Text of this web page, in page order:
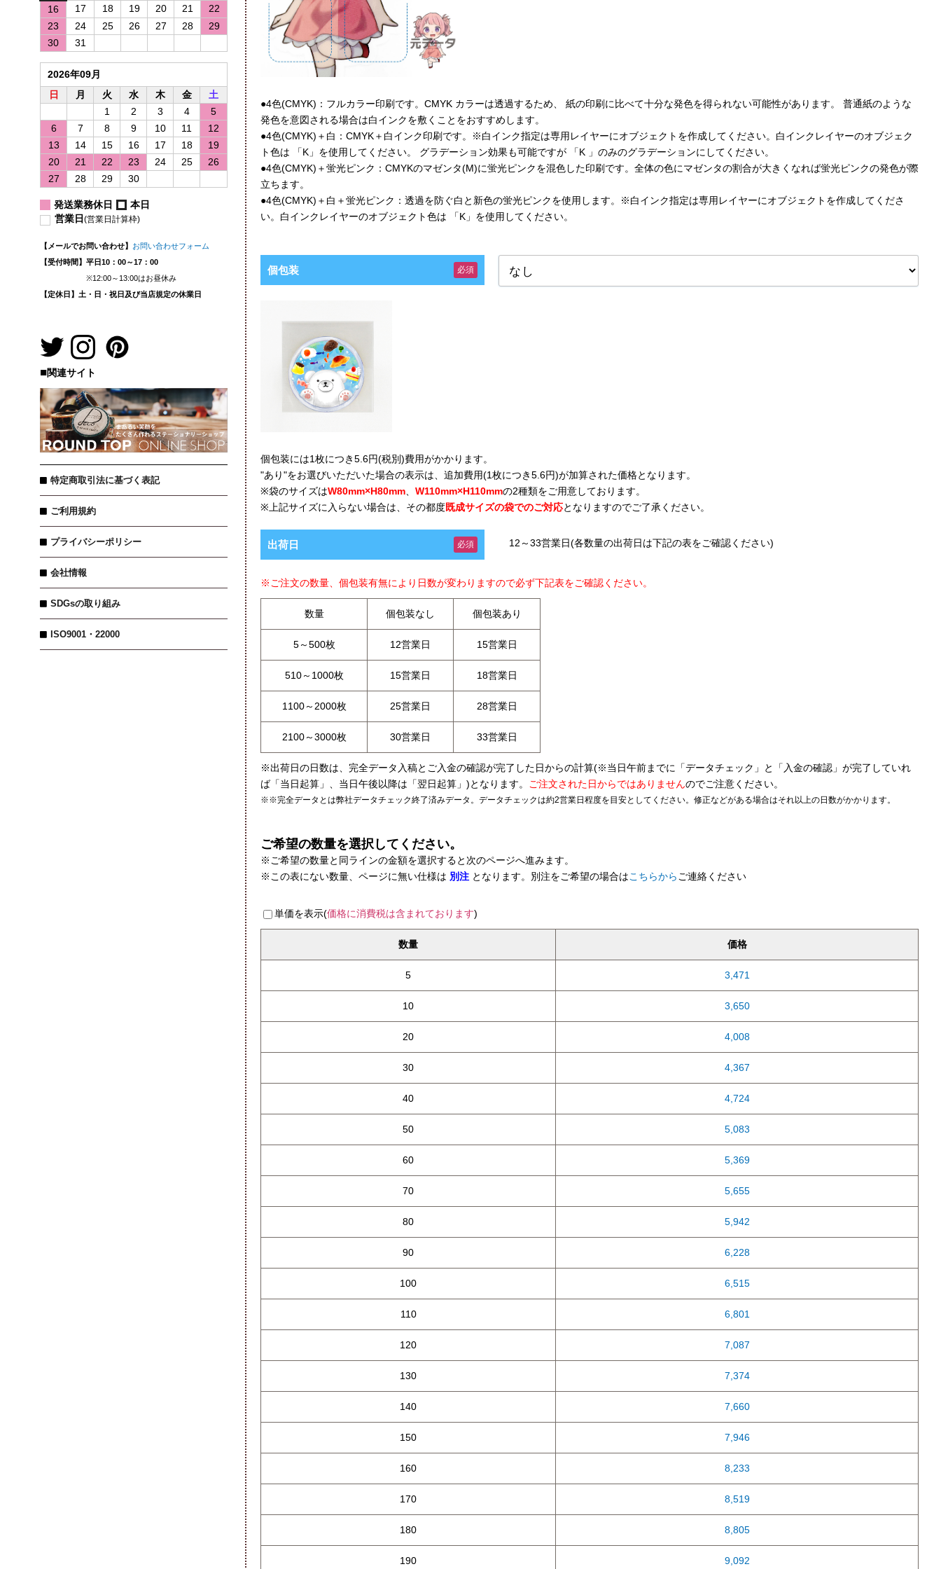
16 17 18 19 20 21
22
23
24 25 26 27 28
29
30
31
2026年09月
日
月 火 水 木 金
土
1
2 3 4
5
6
7 8 9 10 11
12
13
14 15 16 17 18
19
20
21 22 23 24 25
26
27
28 29 30
発送業務休日
本日
営業日 (営業日計算枠)
【メールでお問い合わせ】 お問い合わせフォーム
【受付時間】平日10：00～17：00
※12:00～13:00はお昼休み
【定休日】土・日・祝日及び当店規定の休業日
■関連サイト
特定商取引法に基づく表記
ご利用規約
プライバシーポリシー
会社情報
SDGsの取り組み
ISO9001・22000
●4色(CMYK)：フルカラー印刷です。CMYK カラーは透過するため、 紙の印刷に比べて十分な発色を得られない可能性があります。 普通紙のような
発色を意図される場合は白インクを敷くことをおすすめします。
●4色(CMYK)＋白：CMYK＋白インク印刷です。※白インク指定は専用レイヤーにオブジェクトを作成してください。白インクレイヤーのオブジェク
ト色は 「K」を使用してください。 グラデーション効果も可能ですが 「K 」のみのグラデーションにしてください。
●4色(CMYK)＋蛍光ピンク：CMYKのマゼンタ(M)に蛍光ピンクを混色した印刷です。全体の色にマゼンタの割合が大きくなれば蛍光ピンクの発色が際
立ちます。
●4色(CMYK)＋白＋蛍光ピンク：透過を防ぐ白と新色の蛍光ピンクを使用します。※白インク指定は専用レイヤーにオブジェクトを作成してくださ
い。白インクレイヤーのオブジェクト色は 「K」を使用してください。
個包装 必須
個包装には1枚につき5.6円(税別)費用がかかります。
"あり"をお選びいただいた場合の表示は、追加費用(1枚につき5.6円)が加算された価格となります。
※袋のサイズはW80mm×H80mm、 W110mm×H110mmの2種類をご用意しております。
※上記サイズに入らない場合は、その都度既成サイズの袋でのご対応となりますのでご了承ください。
出荷日 必須 12～33営業日(各数量の出荷日は下記の表をご確認ください)
※ご注文の数量、個包装有無により日数が変わりますので必ず下記表をご確認ください。
数量 個包装なし 個包装あり
5～500枚 12営業日 15営業日
510～1000枚 15営業日 18営業日
1100～2000枚 25営業日 28営業日
2100～3000枚 30営業日 33営業日
※出荷日の日数は、完全データ入稿とご入金の確認が完了した日からの計算(※当日午前までに「データチェック」と「入金の確認」が完了していれ
ば「当日起算」、当日午後以降は「翌日起算」)となります。 ご注文された日からではありませんのでご注意ください。
※※完全データとは弊社データチェック終了済みデータ。データチェックは約2営業日程度を目安としてください。修正などがある場合はそれ以上の日数がかかります。
ご希望の数量を選択してください。
※ご希望の数量と同ラインの金額を選択すると次のページへ進みます。
※この表にない数量、ページに無い仕様は 別注 となります。別注をご希望の場合はこちらからご連絡ください
単価を表示(価格に消費税は含まれております)
数量 価格
5 3,471
10 3,650
20 4,008
30 4,367
40 4,724
50 5,083
60 5,369
70 5,655
80 5,942
90 6,228
100 6,515
110 6,801
120 7,087
130 7,374
140 7,660
150 7,946
160 8,233
170 8,519
180 8,805
190 9,092